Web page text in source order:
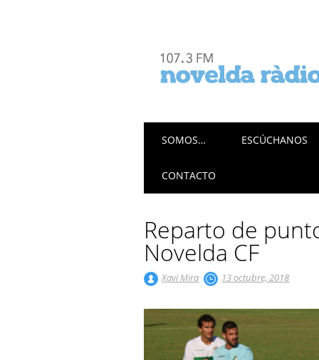
Menú principal
SOMOS… ESCÚCHANOS
CONTACTO
Reparto de
Novelda CF
Xavi Mira 13 octubre, 2018